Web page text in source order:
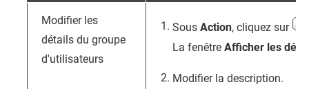
Modifier les
détails du groupe
d'utilisateurs
Sous Action, cliquez sur
La fenêtre Afficher les
Modifier la description.